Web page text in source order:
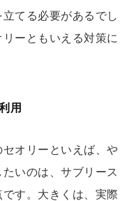
てる必要があるでし
ーともいえる対策に
用
オリーといえば、や
いのは、サブリース
す。大きくは、実際